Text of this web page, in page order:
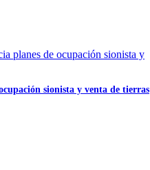
sionista y venta de tierras